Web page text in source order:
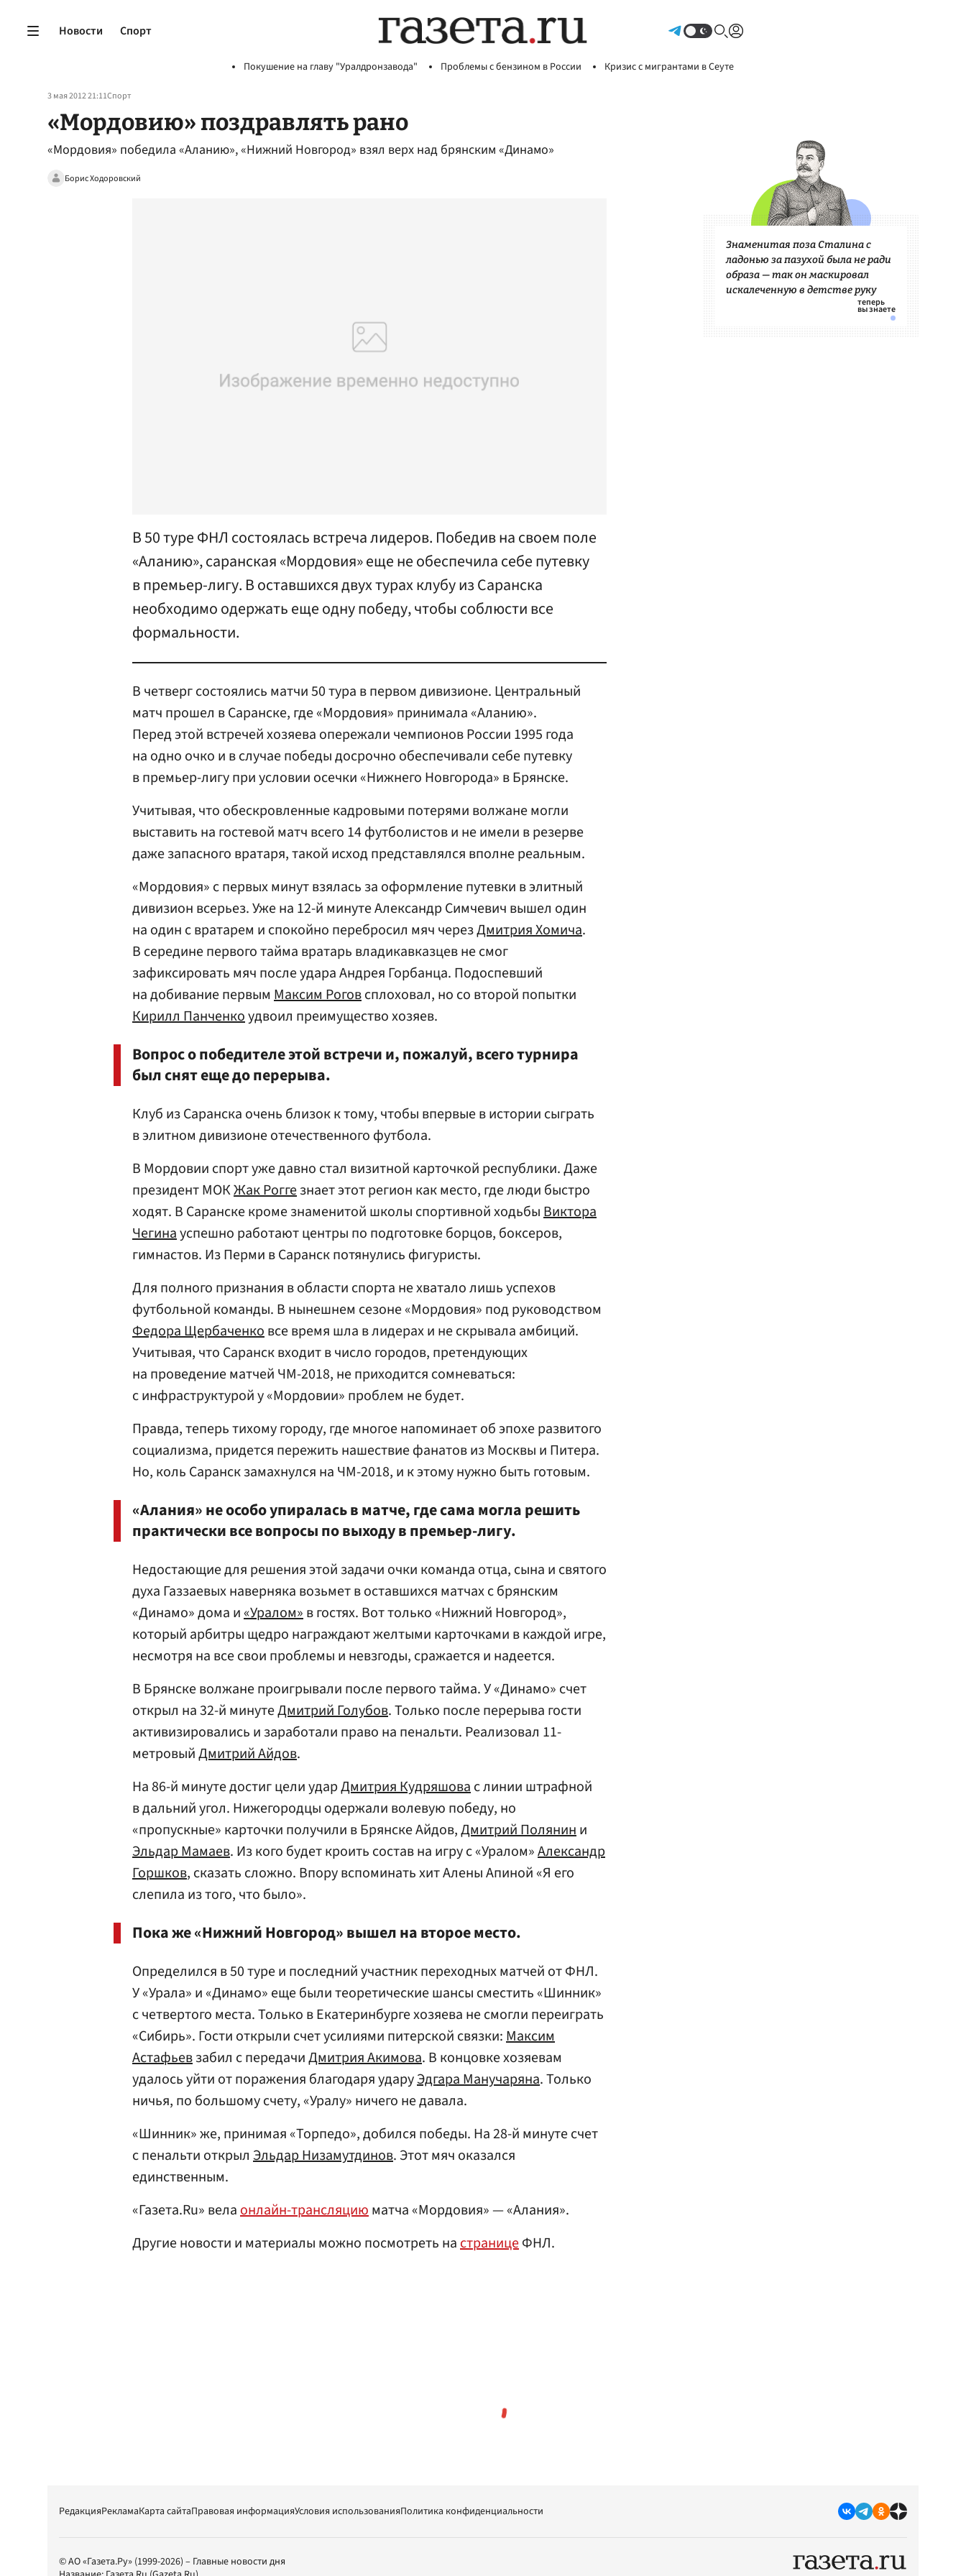
Новости Спорт
Покушение на главу "Уралдронзавода" Проблемы с бензином в России Кризис с мигрантами в Сеуте
3 мая 2012 21:11Спорт
«Мордовию» поздравлять рано
«Мордовия» победила «Аланию», «Нижний Новгород» взял верх над брянским «Динамо»
Борис Ходоровский
В 50 туре ФНЛ состоялась встреча лидеров. Победив на своем поле
«Аланию», саранская «Мордовия» еще не обеспечила себе путевку
в премьер-лигу. В оставшихся двух турах клубу из Саранска
необходимо одержать еще одну победу, чтобы соблюсти все
формальности.
В четверг состоялись матчи 50 тура в первом дивизионе. Центральный
матч прошел в Саранске, где «Мордовия» принимала «Аланию».
Перед этой встречей хозяева опережали чемпионов России 1995 года
на одно очко и в случае победы досрочно обеспечивали себе путевку
в премьер-лигу при условии осечки «Нижнего Новгорода» в Брянске.
Учитывая, что обескровленные кадровыми потерями волжане могли
выставить на гостевой матч всего 14 футболистов и не имели в резерве
даже запасного вратаря, такой исход представлялся вполне реальным.
«Мордовия» с первых минут взялась за оформление путевки в элитный
дивизион всерьез. Уже на 12-й минуте Александр Симчевич вышел один
на один с вратарем и спокойно перебросил мяч черезДмитрия Хомича.
В середине первого тайма вратарь владикавказцев не смог
зафиксировать мяч после удара Андрея Горбанца. Подоспевший
на добивание первым Максим Роговсплоховал, но со второй попытки
Кирилл Панченкоудвоил преимущество хозяев.
Вопрос о победителе этой встречи и, пожалуй, всего турнира
был снят еще до перерыва.
Клуб из Саранска очень близок к тому, чтобы впервые в истории сыграть
в элитном дивизионе отечественного футбола.
В Мордовии спорт уже давно стал визитной карточкой республики. Даже
президент МОКЖак Роггезнает этот регион как место, где люди быстро
ходят. В Саранске кроме знаменитой школы спортивной ходьбыВиктора
Чегинауспешно работают центры по подготовке борцов, боксеров,
гимнастов. Из Перми в Саранск потянулись фигуристы.
Для полного признания в области спорта не хватало лишь успехов
футбольной команды. В нынешнем сезоне «Мордовия» под руководством
Федора Щербаченковсе время шла в лидерах и не скрывала амбиций.
Учитывая, что Саранск входит в число городов, претендующих
на проведение матчей ЧМ-2018, не приходится сомневаться:
с инфраструктурой у «Мордовии» проблем не будет.
Правда, теперь тихому городу, где многое напоминает об эпохе развитого
социализма, придется пережить нашествие фанатов из Москвы и Питера.
Но, коль Саранск замахнулся на ЧМ-2018, и к этому нужно быть готовым.
«Алания» не особо упиралась в матче, где сама могла решить
практически все вопросы по выходу в премьер-лигу.
Недостающие для решения этой задачи очки команда отца, сына и святого
духа Газзаевых наверняка возьмет в оставшихся матчах с брянским
«Динамо» дома и«Уралом»в гостях. Вот только «Нижний Новгород»,
который арбитры щедро награждают желтыми карточками в каждой игре,
несмотря на все свои проблемы и невзгоды, сражается и надеется.
В Брянске волжане проигрывали после первого тайма. У «Динамо» счет
открыл на 32-й минутеДмитрий Голубов. Только после перерыва гости
активизировались и заработали право на пенальти. Реализовал 11-
метровыйДмитрий Айдов.
На 86-й минуте достиг цели ударДмитрия Кудряшовас линии штрафной
в дальний угол. Нижегородцы одержали волевую победу, но
«пропускные» карточки получили в Брянске Айдов,Дмитрий Полянини
Эльдар Мамаев. Из кого будет кроить состав на игру с «Уралом»Александр
Горшков, сказать сложно. Впору вспоминать хит Алены Апиной «Я его
слепила из того, что было».
Пока же «Нижний Новгород» вышел на второе место.
Определился в 50 туре и последний участник переходных матчей от ФНЛ.
У «Урала» и «Динамо» еще были теоретические шансы сместить «Шинник»
с четвертого места. Только в Екатеринбурге хозяева не смогли переиграть
«Сибирь». Гости открыли счет усилиями питерской связки:Максим
Астафьевзабил с передачиДмитрия Акимова. В концовке хозяевам
удалось уйти от поражения благодаря ударуЭдгара Манучаряна. Только
ничья, по большому счету, «Уралу» ничего не давала.
«Шинник» же, принимая «Торпедо», добился победы. На 28-й минуте счет
с пенальти открыл Эльдар Низамутдинов. Этот мяч оказался
единственным.
«Газета.Ru» велаонлайн-трансляциюматча «Мордовия» — «Алания».
Другие новости и материалы можно посмотреть настраницеФНЛ.
Знаменитая поза Сталина с
ладонью за пазухой была не ради
образа — так он маскировал
искалеченную в детстве руку
РедакцияРекламаКарта сайтаПравовая информацияУсловия использованияПолитика конфиденциальности
© АО «Газета.Ру» (1999-2026) – Главные новости дня